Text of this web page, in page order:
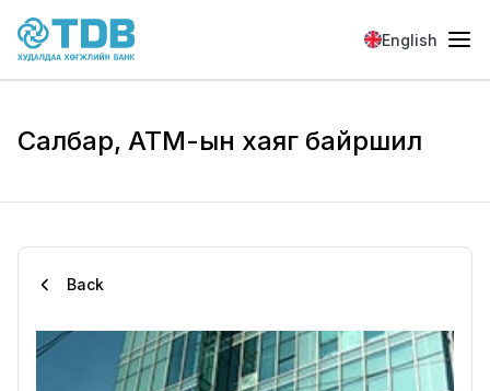
Skip to main content
English
Салбар, АТМ-ын хаяг байршил
Back